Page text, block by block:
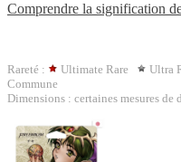
Comprendre la signification
Rareté : Ultimate Rare Ultra
Commune
Dimensions : certaines mesures